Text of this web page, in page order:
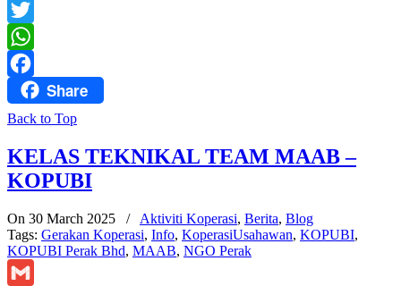
Messenger
Twitter
WhatsApp
FacebookShare
Back to Top
KELAS TEKNIKAL TEAM MAAB –
KOPUBI
On 30 March 2025 / Aktiviti Koperasi, Berita, Blog
Tags: Gerakan Koperasi, Info, KoperasiUsahawan, KOPUBI,
KOPUBI Perak Bhd, MAAB, NGO Perak